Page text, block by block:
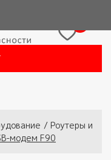
/ Роутеры и
модем F90